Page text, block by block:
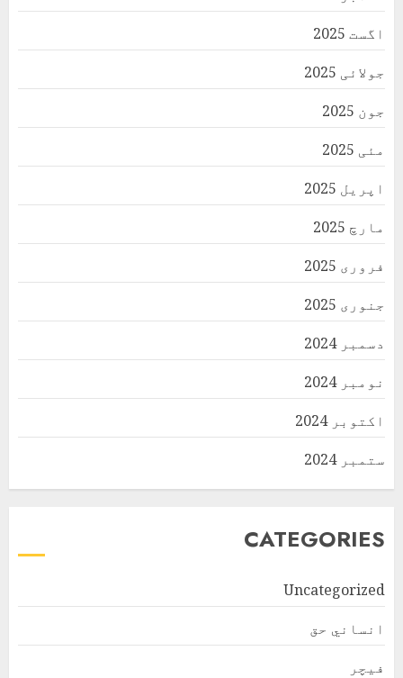
اگست 2025
جولائی 2025
جون 2025
مئی 2025
اپریل 2025
مارچ 2025
فروری 2025
جنوری 2025
دسمبر 2024
نومبر 2024
اکتوبر 2024
ستمبر 2024
CATEGORIES
Uncategorized
انساني حق
فیچر